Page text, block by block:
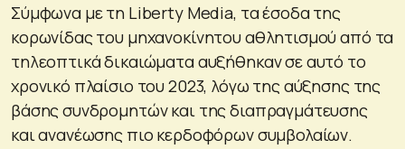
Σύμφωνα με τη Liberty Media, τα έσοδα της
κορωνίδας του μηχανοκίνητου αθλητισμού από τα
τηλεοπτικά δικαιώματα αυξήθηκαν σε αυτό το
χρονικό πλαίσιο του 2023, λόγω της αύξησης της
βάσης συνδρομητών και της διαπραγμάτευσης
και ανανέωσης πιο κερδοφόρων συμβολαίων.